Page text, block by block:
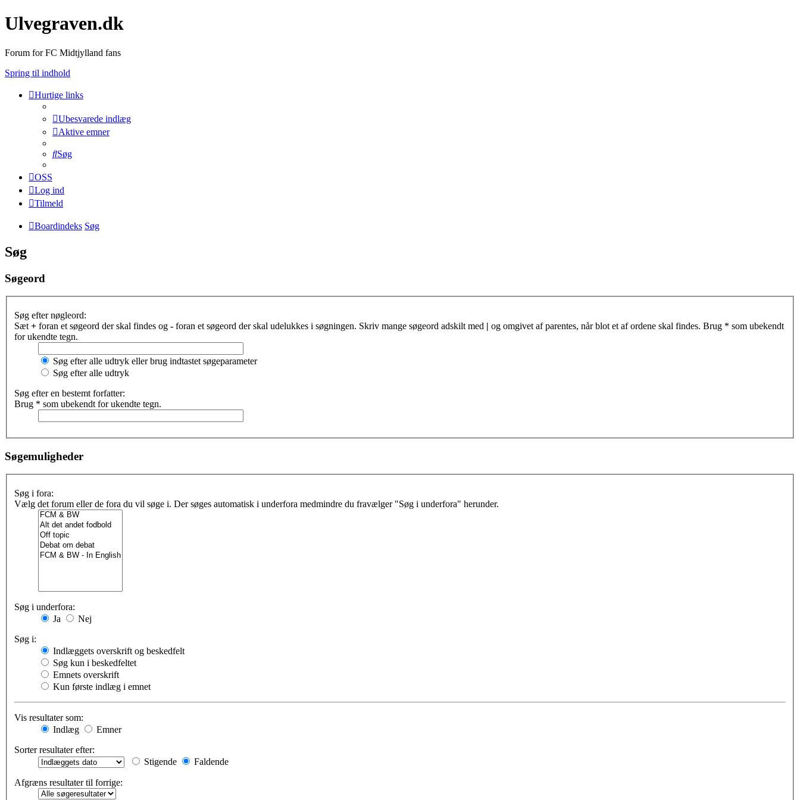
Ulvegraven.dk
Forum for FC Midtjylland fans
Spring til indhold
Hurtige links
Ubesvarede indlæg
Aktive emner
Søg
OSS
Log ind
Tilmeld
Boardindeks Søg
Søg
Søgeord
Søg efter nøgleord:
Sæt + foran et søgeord der skal findes og - foran et søgeord der skal udelukkes i søgningen. Skriv mange søgeord adskilt med | og omgivet af parentes, når blot et af ordene skal findes. Brug * som ubekendt
for ukendte tegn.
Søg efter alle udtryk eller brug indtastet søgeparameter
Søg efter alle udtryk
Søg efter en bestemt forfatter:
Brug * som ubekendt for ukendte tegn.
Søgemuligheder
Søg i fora:
Vælg det forum eller de fora du vil søge i. Der søges automatisk i underfora medmindre du fravælger "Søg i underfora" herunder.
Søg i underfora:
Ja
Nej
Søg i:
Indlæggets overskrift og beskedfelt
Søg kun i beskedfeltet
Emnets overskrift
Kun første indlæg i emnet
Vis resultater som:
Indlæg
Emner
Sorter resultater efter:
Stigende
Faldende
Afgræns resultater til forrige: